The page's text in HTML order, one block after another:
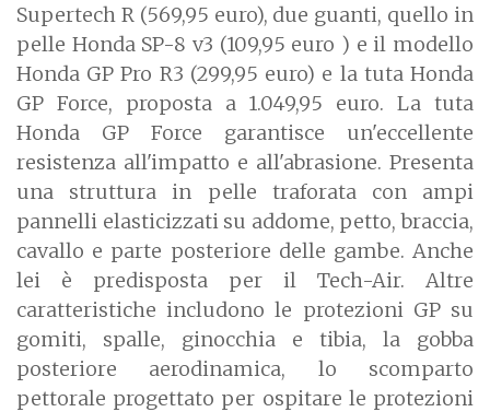
Supertech R (569,95 euro), due guanti, quello in
pelle Honda SP-8 v3 (109,95 euro ) e il modello
Honda GP Pro R3 (299,95 euro) e la tuta Honda
GP Force, proposta a 1.049,95 euro. La tuta
Honda GP Force garantisce un'eccellente
resistenza all'impatto e all'abrasione. Presenta
una struttura in pelle traforata con ampi
pannelli elasticizzati su addome, petto, braccia,
cavallo e parte posteriore delle gambe. Anche
lei è predisposta per il Tech-Air. Altre
caratteristiche includono le protezioni GP su
gomiti, spalle, ginocchia e tibia, la gobba
posteriore aerodinamica, lo scomparto
pettorale progettato per ospitare le protezioni